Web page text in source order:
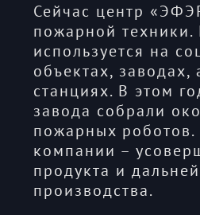
Сейчас центр
пожарной техники.
используется на
объектах, заводах,
станциях. В этом
завода собрали
пожарных роботов.
компании –
продукта и
производства.